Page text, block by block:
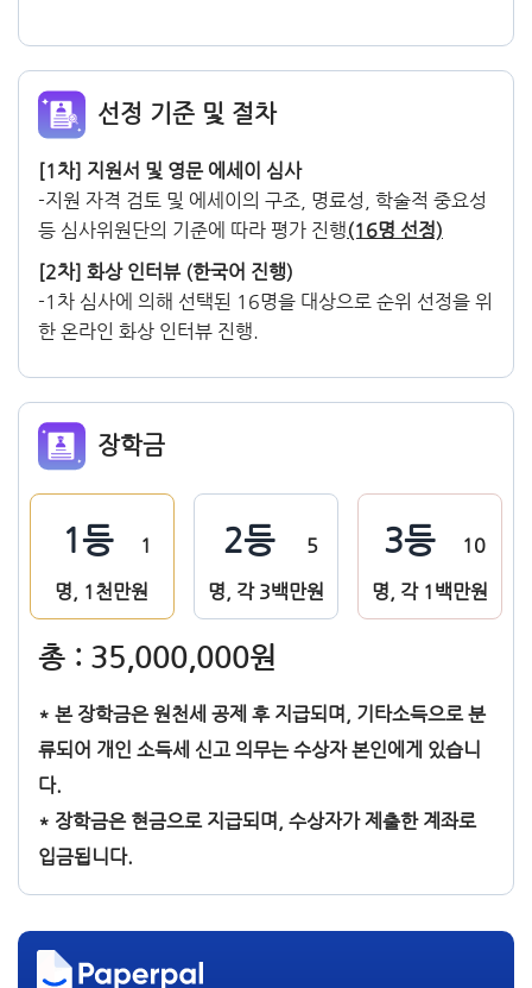
선정 기준 및 절차
[1차] 지원서 및 영문 에세이 심사
-지원 자격 검토 및 에세이의 구조, 명료성, 학술적 중요성
등 심사위원단의 기준에 따라 평가 진행(16명 선정)
[2차] 화상 인터뷰 (한국어 진행)
-1차 심사에 의해 선택된 16명을 대상으로 순위 선정을 위
한 온라인 화상 인터뷰 진행.
장학금
1등 1
명, 1천만원
2등 5
명, 각 3백만원
3등 10
명, 각 1백만원
총 : 35,000,000원
* 본 장학금은 원천세 공제 후 지급되며, 기타소득으로 분
류되어 개인 소득세 신고 의무는 수상자 본인에게 있습니
다.
* 장학금은 현금으로 지급되며, 수상자가 제출한 계좌로
입금됩니다.